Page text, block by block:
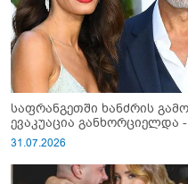
საფრანგეთში ხანძრის
ევაკუაცია განხორციელდა
31.07.2026